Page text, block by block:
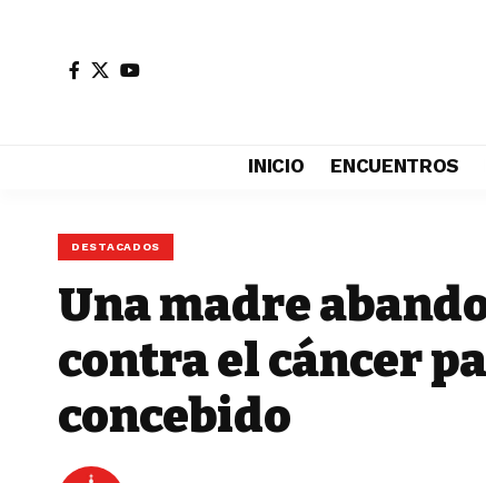
INICIO ENCUENTROS
DESTACADOS
Una madre
contra el cáncer
concebido